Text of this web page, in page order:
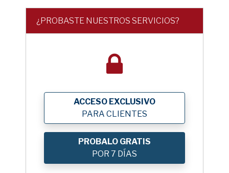
¿PROBASTE NUESTROS SERVICIOS?
ACCESO EXCLUSIVO
PARA CLIENTES
PROBALO GRATIS
POR 7 DÍAS